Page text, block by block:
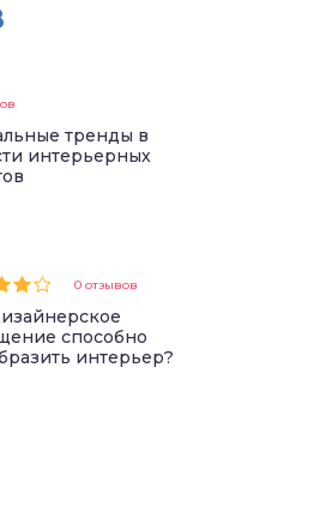
тренды в
интерьерных
0 отзывов
способно
интерьер?